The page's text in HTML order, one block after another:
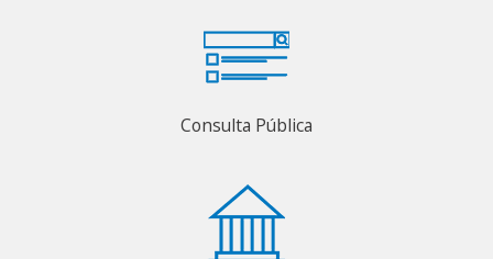
Consulta Pública